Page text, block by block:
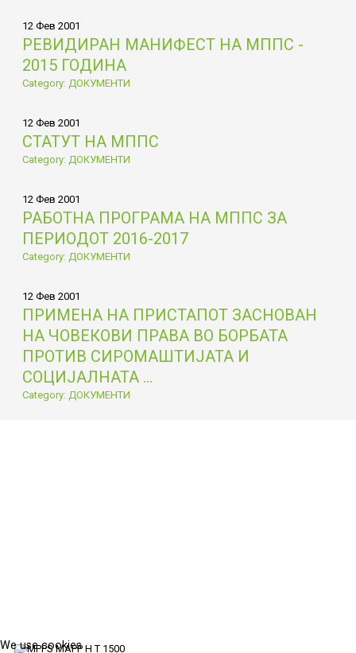
12 Фев 2001
РЕВИДИРАН МАНИФЕСТ НА МППС -
2015 ГОДИНА
Category: ДОКУМЕНТИ
12 Фев 2001
СТАТУТ НА МППС
Category: ДОКУМЕНТИ
12 Фев 2001
РАБОТНА ПРОГРАМА НА МППС ЗА
ПЕРИОДОТ 2016-2017
Category: ДОКУМЕНТИ
12 Фев 2001
ПРИМЕНА НА ПРИСТАПОТ ЗАСНОВАН
НА ЧОВЕКОВИ ПРАВА ВО БОРБАТА
ПРОТИВ СИРОМАШТИЈАТА И
СОЦИЈАЛНАТА ...
Category: ДОКУМЕНТИ
We use cookies